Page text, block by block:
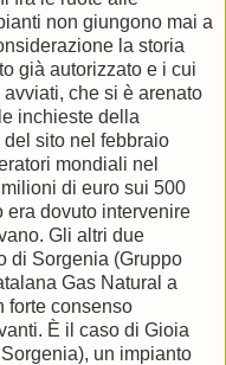
non giungono mai a
la storia
già autorizzato e i cui
che si è arenato
inchieste della
sito nel febbraio
mondiali nel
di euro sui 500
era dovuto intervenire
Gli altri due
di Sorgenia (Gruppo
Gas Natural a
forte consenso
È il caso di Gioia
un impianto